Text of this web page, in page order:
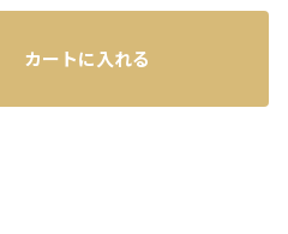
カートに入れる